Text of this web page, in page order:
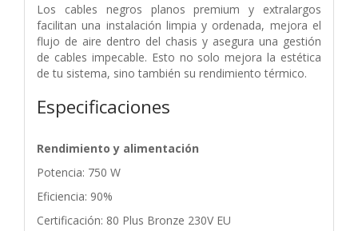
Los cables negros planos premium y extralargos
facilitan una instalación limpia y ordenada, mejora el
flujo de aire dentro del chasis y asegura una gestión
de cables impecable. Esto no solo mejora la estética
de tu sistema, sino también su rendimiento térmico.
Especificaciones
Rendimiento y alimentación
Potencia: 750 W
Eficiencia: 90%
Certificación: 80 Plus Bronze 230V EU